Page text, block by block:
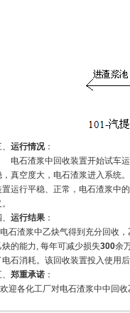
运行情况：
电石渣浆中回收装置开始试车
，真空度大，电石渣浆进入系统
置运行平稳、正常，电石渣浆中
运行结果 ：
电石渣浆中乙炔气得到充分回收
炔的能力, 每年可减少损失300余
电石消耗。该回收装置投入使用
郑重承诺 ：
欢迎各化工厂对电石渣浆中中回